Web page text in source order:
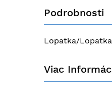
obrázkov
Podrobnosti
Lopatka/
Viac